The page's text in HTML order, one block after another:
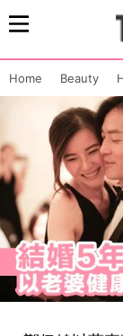
Home Beauty